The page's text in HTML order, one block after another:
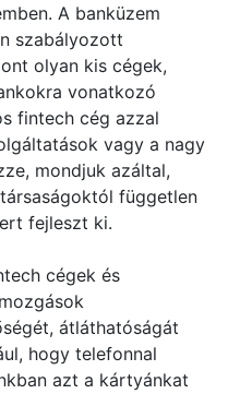
A banküzem
szabályozott
olyan kis cégek,
vonatkozó
fintech cég azzal
vagy a nagy
mondjuk azáltal,
független
fejleszt ki.
cégek és
átláthatóságát
hogy telefonnal
azt a kártyánkat